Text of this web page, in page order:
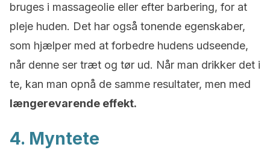
bruges i massageolie eller efter barbering, for at
pleje huden. Det har også tonende egenskaber,
som hjælper med at forbedre hudens udseende,
når denne ser træt og tør ud. Når man drikker det i
te, kan man opnå de samme resultater, men med
længerevarende effekt.
4. Myntete